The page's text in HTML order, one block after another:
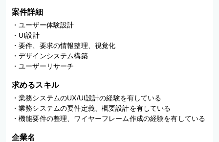
案件詳細
・ユーザー体験設計
・UI設計
・要件、要求の情報整理、視覚化
・デザインシステム構築
・ユーザーリサーチ
求めるスキル
・業務システムのUX/UI設計の経験を有している
・業務システムの要件定義、概要設計を有している
・機能要件の整理、ワイヤーフレーム作成の経験を有している
企業名